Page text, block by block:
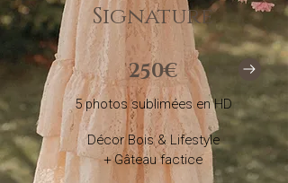
Signature
250€
5 photos sublimées en HD
Décor Bois & Lifestyle
+ Gâteau factice